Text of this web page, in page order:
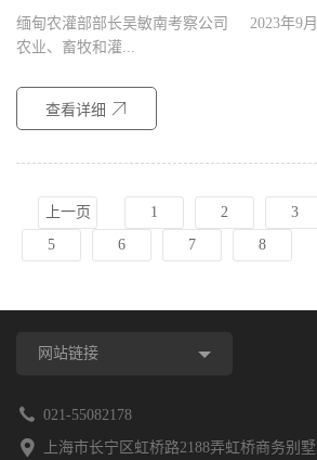
缅甸农灌部部长吴敏南考察公司 2023年9月
农业、畜牧和灌...
查看详细
上一页 1 2 3
5
6 7 8
网站链接
021-55082178
上海市长宁区虹桥路2188弄虹桥商务别